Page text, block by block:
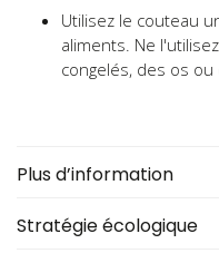
Utilisez le couteau
aliments. Ne
congelés, des os ou
Plus d’information
Stratégie écologique